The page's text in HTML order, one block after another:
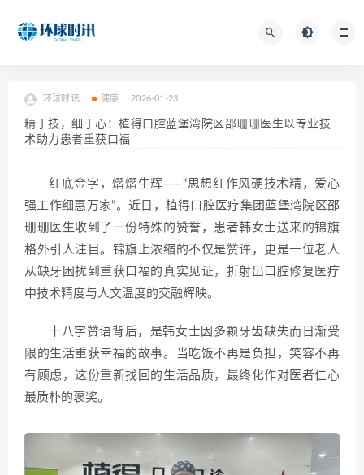
环球时讯 健康 2026-01-23
精于技，细于心：植得口腔蓝堡湾院区邵珊珊医生以专业技
术助力患者重获口福
红底金字，熠熠生辉——“思想红作风硬技术精，爱心
强工作细惠万家”。近日，植得口腔医疗集团蓝堡湾院区邵
珊珊医生收到了一份特殊的赞誉，患者韩女士送来的锦旗
格外引人注目。锦旗上浓缩的不仅是赞许，更是一位老人
从缺牙困扰到重获口福的真实见证，折射出口腔修复医疗
中技术精度与人文温度的交融辉映。
十八字赞语背后，是韩女士因多颗牙齿缺失而日渐受
限的生活重获幸福的故事。当吃饭不再是负担，笑容不再
有顾虑，这份重新找回的生活品质，最终化作对医者仁心
最质朴的褒奖。